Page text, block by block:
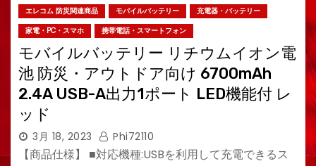
エレコム 防災関連商品 モバイルバッテリー
充電器・バッテリー
家電・PC・スマホ
携帯電話・スマートフォン
モバイルバッテリー リチウムイオン電
池 防災・アウトドア向け 6700mAh
2.4A USB-A出力1ポート LED機能付 レ
ッド
3月 18, 2023 Phi72110
【商品仕様】 ■対応機種:USBを利用して充電できるス